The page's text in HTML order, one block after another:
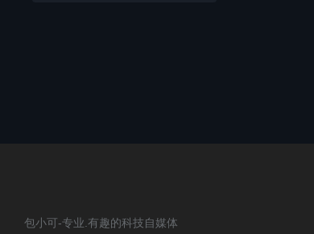
包小可-专业.有趣的科技自媒体